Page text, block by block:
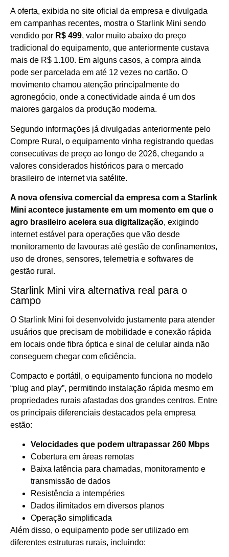
A oferta, exibida no site oficial da empresa e divulgada
em campanhas recentes, mostra o Starlink Mini sendo
vendido por R$ 499, valor muito abaixo do preço
tradicional do equipamento, que anteriormente custava
mais de R$ 1.100. Em alguns casos, a compra ainda
pode ser parcelada em até 12 vezes no cartão. O
movimento chamou atenção principalmente do
agronegócio, onde a conectividade ainda é um dos
maiores gargalos da produção moderna.
Segundo informações já divulgadas anteriormente pelo
Compre Rural, o equipamento vinha registrando quedas
consecutivas de preço ao longo de 2026, chegando a
valores considerados históricos para o mercado
brasileiro de internet via satélite.
A nova ofensiva comercial da empresa com a Starlink
Mini acontece justamente em um momento em que o
agro brasileiro acelera sua digitalização, exigindo
internet estável para operações que vão desde
monitoramento de lavouras até gestão de confinamentos,
uso de drones, sensores, telemetria e softwares de
gestão rural.
Starlink Mini vira alternativa real para o
campo
O Starlink Mini foi desenvolvido justamente para atender
usuários que precisam de mobilidade e conexão rápida
em locais onde fibra óptica e sinal de celular ainda não
conseguem chegar com eficiência.
Compacto e portátil, o equipamento funciona no modelo
“plug and play”, permitindo instalação rápida mesmo em
propriedades rurais afastadas dos grandes centros. Entre
os principais diferenciais destacados pela empresa
estão:
Velocidades que podem ultrapassar 260 Mbps
Cobertura em áreas remotas
Baixa latência para chamadas, monitoramento e
transmissão de dados
Resistência a intempéries
Dados ilimitados em diversos planos
Operação simplificada
Além disso, o equipamento pode ser utilizado em
diferentes estruturas rurais, incluindo: